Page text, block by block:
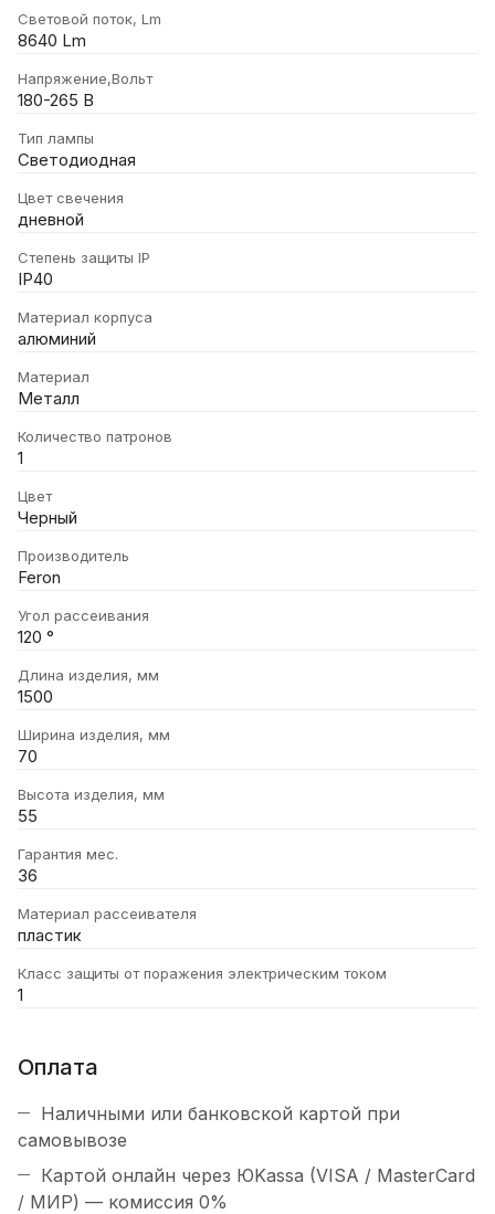
Световой поток, Lm
8640 Lm
Напряжение,Вольт
180-265 В
Тип лампы
Светодиодная
Цвет свечения
дневной
Степень защиты IP
IP40
Материал корпуса
алюминий
Материал
Металл
Количество патронов
1
Цвет
Черный
Производитель
Feron
Угол рассеивания
120 °
Длина изделия, мм
1500
Ширина изделия, мм
70
Высота изделия, мм
55
Гарантия мес.
36
Материал рассеивателя
пластик
Класс защиты от поражения электрическим током
1
Оплата
Наличными или банковской картой при
самовывозе
Картой онлайн через ЮKassa (VISA / MasterCard
/ МИР) — комиссия 0%